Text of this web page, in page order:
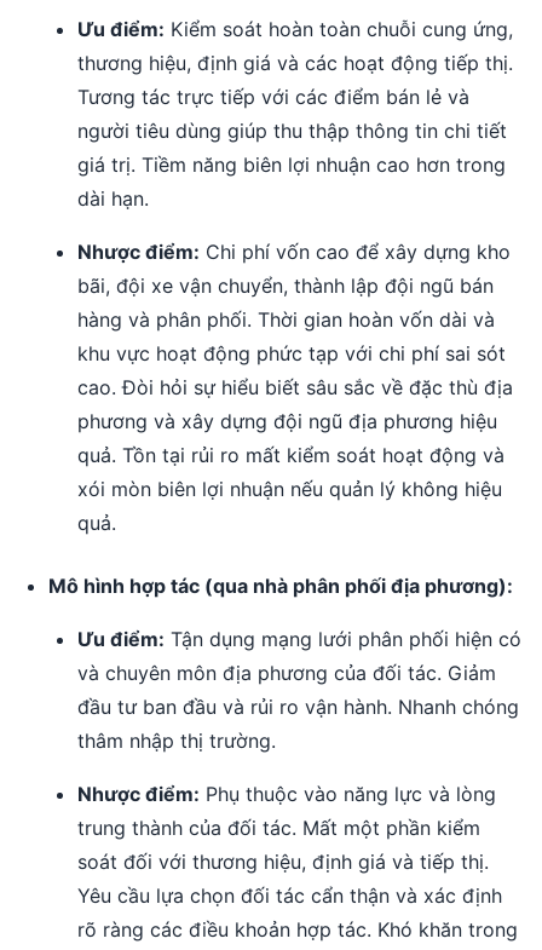
Ưu điểm: Kiểm soát hoàn toàn chuỗi cung ứng,
thương hiệu, định giá và các hoạt động tiếp thị.
Tương tác trực tiếp với các điểm bán lẻ và
người tiêu dùng giúp thu thập thông tin chi tiết
giá trị. Tiềm năng biên lợi nhuận cao hơn trong
dài hạn.
Nhược điểm: Chi phí vốn cao để xây dựng kho
bãi, đội xe vận chuyển, thành lập đội ngũ bán
hàng và phân phối. Thời gian hoàn vốn dài và
khu vực hoạt động phức tạp với chi phí sai sót
cao. Đòi hỏi sự hiểu biết sâu sắc về đặc thù địa
phương và xây dựng đội ngũ địa phương hiệu
quả. Tồn tại rủi ro mất kiểm soát hoạt động và
xói mòn biên lợi nhuận nếu quản lý không hiệu
quả.
Mô hình hợp tác (qua nhà phân phối địa phương):
Ưu điểm: Tận dụng mạng lưới phân phối hiện có
và chuyên môn địa phương của đối tác. Giảm
đầu tư ban đầu và rủi ro vận hành. Nhanh chóng
thâm nhập thị trường.
Nhược điểm: Phụ thuộc vào năng lực và lòng
trung thành của đối tác. Mất một phần kiểm
soát đối với thương hiệu, định giá và tiếp thị.
Yêu cầu lựa chọn đối tác cẩn thận và xác định
rõ ràng các điều khoản hợp tác. Khó khăn trong